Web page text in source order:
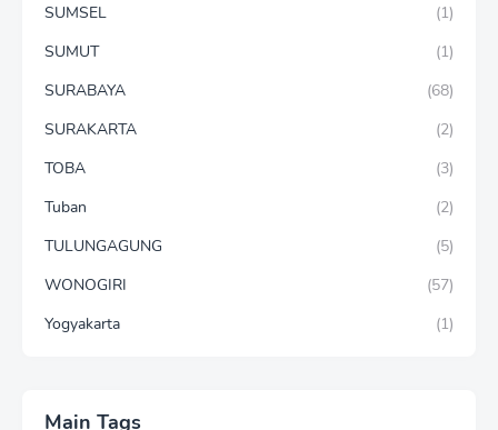
SUMSEL
(1)
SUMUT
(1)
SURABAYA
(68)
SURAKARTA
(2)
TOBA
(3)
Tuban
(2)
TULUNGAGUNG
(5)
WONOGIRI
(57)
Yogyakarta
(1)
Main Tags